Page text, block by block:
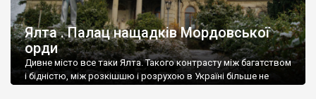
Ялта . Палац нащадків Мордовської
орди
Дивне місто все таки Ялта. Такого контрасту між багатством
і бідністю, між розкішшю і розрухою в Україні більше не